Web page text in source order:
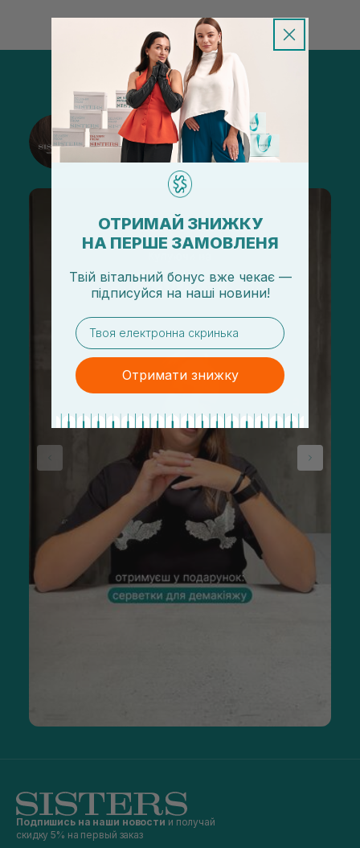
@sisters_stelmakh в Instagram
Подписаться
Подпишись на наши новости и получай
скидку 5% на первый заказ
ОТРИМАЙ ЗНИЖКУ
НА ПЕРШЕ ЗАМОВЛЕНЯ
Твій вітальний бонус вже чекає —
підписуйся на наші новини!
email
Отримати знижку